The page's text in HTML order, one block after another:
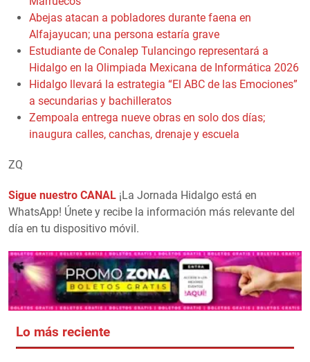
Abejas atacan a pobladores durante faena en
Alfajayucan; una persona estaría grave
Estudiante de Conalep Tulancingo representará a
Hidalgo en la Olimpiada Mexicana de Informática 2026
Hidalgo llevará la estrategia “El ABC de las Emociones”
a secundarias y bachilleratos
Zempoala entrega nueve obras en solo dos días;
inaugura calles, canchas, drenaje y escuela
ZQ
Sigue nuestro CANAL ¡La Jornada Hidalgo está en
WhatsApp! Únete y recibe la información más relevante del
día en tu dispositivo móvil.
Lo más reciente